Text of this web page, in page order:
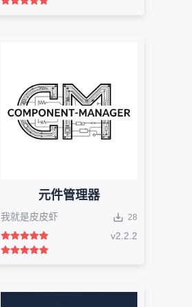
元件管理器
我就是皮皮虾 28
v2.2.2